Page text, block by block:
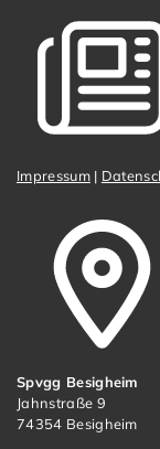
Impressum|
Spvgg Besigheim
Jahnstraße 9
74354 Besigheim